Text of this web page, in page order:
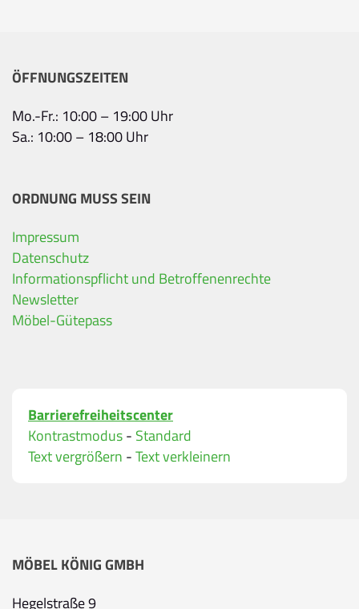
ÖFFNUNGSZEITEN
Mo.-Fr.: 10:00 – 19:00 Uhr
Sa.: 10:00 – 18:00 Uhr
ORDNUNG MUSS SEIN
Impressum
Datenschutz
Informationspflicht und Betroffenenrechte
Newsletter
Möbel-Gütepass
Barrierefreiheitscenter
Kontrastmodus- Standard
Text vergrößern -Text verkleinern
MÖBEL KÖNIG GMBH
Hegelstraße 9
Ihre Kontaktdaten
Alle mit Stern gekennzeichneten Felder sind
Name
Bitte geben Sie eine gültige E-Mail-Adresse ein.
Telefon*